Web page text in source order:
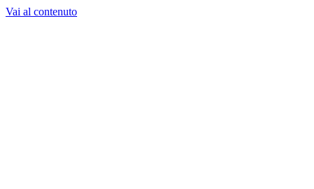
Vai al contenuto